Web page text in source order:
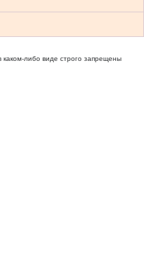
каком-либо виде строго запрещены